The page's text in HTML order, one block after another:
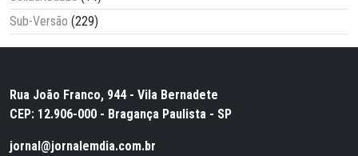
Sub-Versão (229)
Rua João Franco, 944 - Vila Bernadete
CEP: 12.906-000 - Bragança Paulista - SP
jornal@jornalemdia.com.br